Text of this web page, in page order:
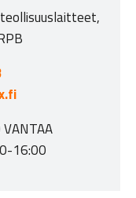
16:00